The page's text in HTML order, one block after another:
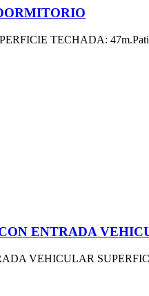
TECHADA:
ENTRADA
VEHICULAR